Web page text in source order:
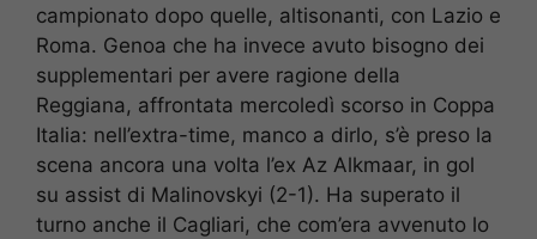
campionato dopo quelle, altisonanti, con Lazio e
Roma. Genoa che ha invece avuto bisogno dei
supplementari per avere ragione della
Reggiana, affrontata mercoledì scorso in Coppa
Italia: nell’extra-time, manco a dirlo, s’è preso la
scena ancora una volta l’ex Az Alkmaar, in gol
su assist di Malinovskyi (2-1). Ha superato il
turno anche il Cagliari, che com’era avvenuto lo